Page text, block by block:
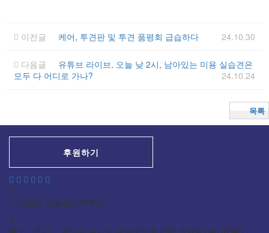
이전글 케어, 투견판 및 투견 품평회 급습하다 24.10.30
다음글
유튜브 라이브, 오늘 낮 2시, 남아있는 미용 실습견은
모두 다 어디로 가나?
24.10.24
목록
후원하기
사단법인 동물권단체케어